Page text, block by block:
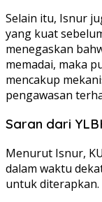
Selain itu, Isnur
yang kuat
menegaskan
memadai, maka
mencakup
pengawasan
Saran dari
Menurut Isnur,
dalam waktu
untuk diterapkan.